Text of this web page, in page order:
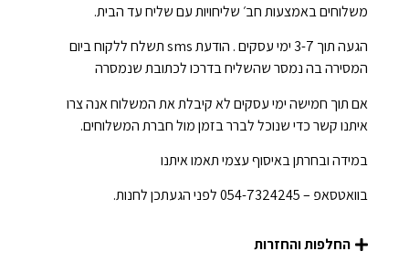
משלוחים באמצעות חב׳ שליחויות עם שליח עד הבית.
הגעה תוך 3-7 ימי עסקים . הודעת sms תשלח ללקוח ביום
המסירה בה נמסר שהשליח בדרכו לכתובת שנמסרה
אם תוך חמישה ימי עסקים לא קיבלת את המשלוח אנה צרו
איתנו קשר כדי שנוכל לברר בזמן מול חברת המשלוחים.
במידה ובחרתן באיסוף עצמי תאמו איתנו
בוואטסאפ – 054-7324245 לפני הגעתכן לחנות.
החלפות והחזרות